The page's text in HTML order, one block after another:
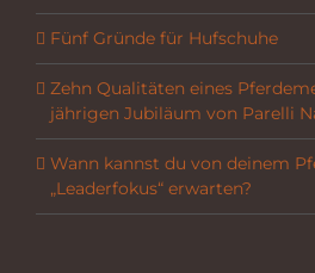
Fünf Gründe für Hufschuhe
Zehn Qualitäten eines
jährigen Jubiläum von Parelli
Wann kannst du von deinem
„Leaderfokus“ erwarten?